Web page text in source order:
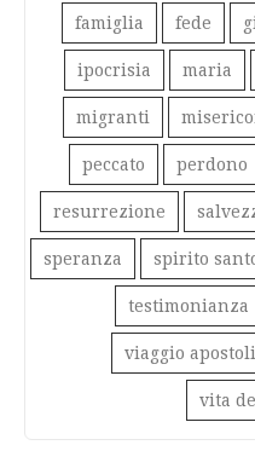
famiglia fede
ipocrisia maria
migranti
peccato perdono
resurrezione
speranza spirito
testimonianza
viaggio
vita